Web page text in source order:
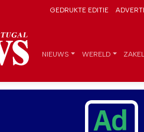
GEDRUKTE EDITIE
NIEUWS WERELD